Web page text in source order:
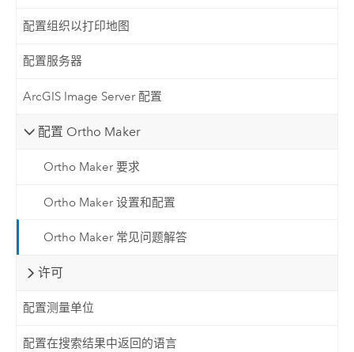
配置组织以打印地图
配置服务器
ArcGIS Image Server 配置
配置 Ortho Maker
Ortho Maker 要求
Ortho Maker 设置和配置
Ortho Maker 常见问题解答
许可
配置测量单位
配置在搜索结果中返回的语言